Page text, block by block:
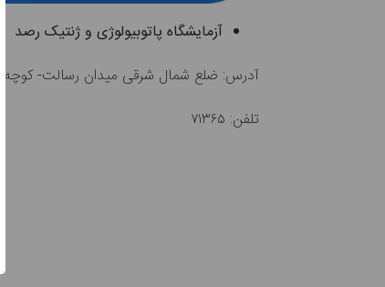
آزمایشگاه پاتوبیولوژی و ژنتیک رصد
آدرس: ضلع شمال شرقی میدان رسالت- کوچه
تلفن: ۷۱۳۶۵